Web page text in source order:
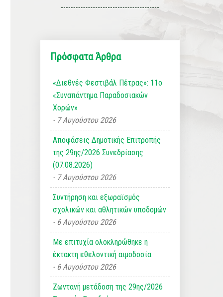
Πρόσφατα Άρθρα
«Διεθνές Φεστιβάλ Πέτρας»: 11ο
«Συναπάντημα Παραδοσιακών
Χορών»
7 Αυγούστου 2026
Αποφάσεις Δημοτικής Επιτροπής
της 29ης/2026 Συνεδρίασης
(07.08.2026)
7 Αυγούστου 2026
Συντήρηση και εξωραϊσμός
σχολικών και αθλητικών υποδομών
6 Αυγούστου 2026
Με επιτυχία ολοκληρώθηκε η
έκτακτη εθελοντική αιμοδοσία
6 Αυγούστου 2026
Ζωντανή μετάδοση της 29ης/2026